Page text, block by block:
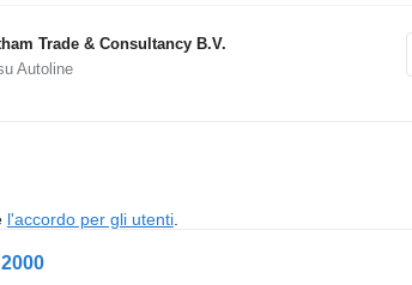
Trade & Consultancy B.V.
Autoline
l'accordo per gli utenti.